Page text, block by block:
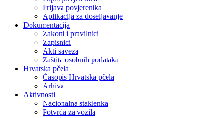
Prijava povjerenika
Aplikacija za doseljavanje
Dokumentacija
Zakoni i pravilnici
Zapisnici
Akti saveza
Zaštita osobnih podataka
Hrvatska pčela
Časopis Hrvatska pčela
Arhiva
Aktivnosti
Nacionalna staklenka
Potvrda za vozila